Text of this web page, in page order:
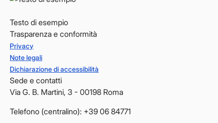
Testo di esempio
Trasparenza e conformità
Privacy
Note legali
Dichiarazione di accessibilità
Sede e contatti
Via G. B. Martini, 3 - 00198 Roma
Telefono (centralino): +39 06 84771